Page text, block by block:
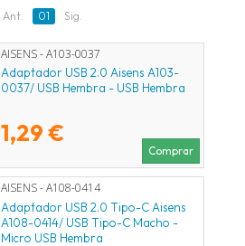
Ant. 01 Sig.
AISENS - A103-0037
Adaptador USB 2.0 Aisens A103-
0037/ USB Hembra - USB Hembra
1,29 €
Comprar
AISENS - A108-0414
Adaptador USB 2.0 Tipo-C Aisens
A108-0414/ USB Tipo-C Macho -
Micro USB Hembra